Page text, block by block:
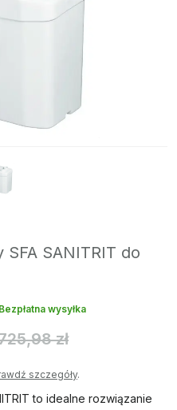
SANITRIT do
Bezpłatna wysyłka
zł
szczegóły.
to idealne rozwiązanie